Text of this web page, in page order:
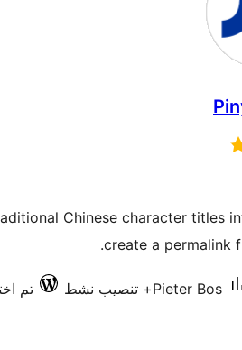
Chinese character titles
create a permalink
Pieter Bos تم